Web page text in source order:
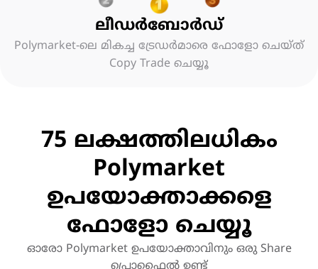
ലീഡർബോർഡ്
Polymarket-ലെ മികച്ച ട്രേഡർമാരെ ഫോളോ ചെയ്ത്
Copy Trade ചെയ്യൂ
75 ലക്ഷത്തിലധികം
Polymarket
ഉപയോക്താക്കളെ
ഫോളോ ചെയ്യൂ
ഓരോ Polymarket ഉപയോക്താവിനും ഒരു Share